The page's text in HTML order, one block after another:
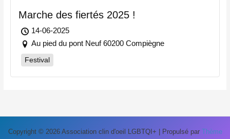
Marche des fiertés 2025 !
14-06-2025
Au pied du pont Neuf 60200 Compiègne
Festival
Copyright © 2026 Association clin d'oeil LGBTQI+ | Propulsé par Thème